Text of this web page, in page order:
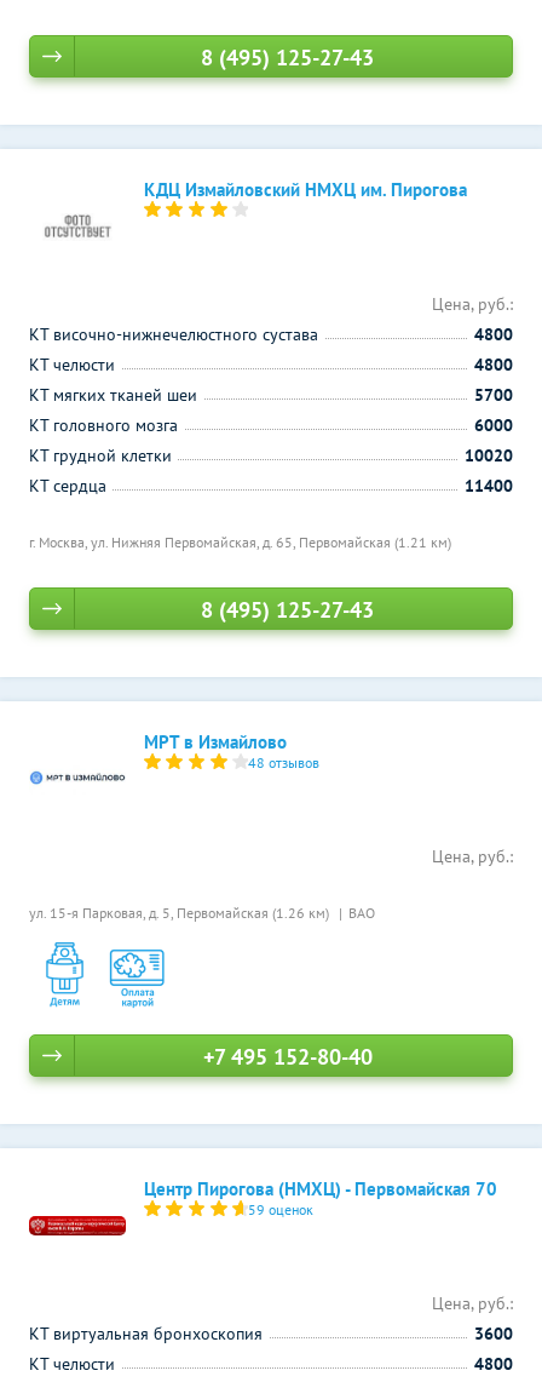
8 (495) 125-27-43
КДЦ Измайловский НМХЦ им. Пирогова
г. Москва, ул. Нижняя Первомайская, д. 65, Первомайская (1.21 км)
Цена, руб.:
КТ височно-нижнечелюстного сустава
4800
КТ челюсти
4800
КТ мягких тканей шеи
5700
КТ головного мозга
6000
КТ грудной клетки
10020
КТ сердца
11400
8 (495) 125-27-43
МРТ в Измайлово
48 отзывов
ул. 15-я Парковая, д. 5, Первомайская (1.26 км) ВАО
Цена, руб.:
+7 495 152-80-40
Центр Пирогова (НМХЦ) - Первомайская 70
59 оценок
Цена, руб.:
КТ виртуальная бронхоскопия
3600
КТ челюсти
4800